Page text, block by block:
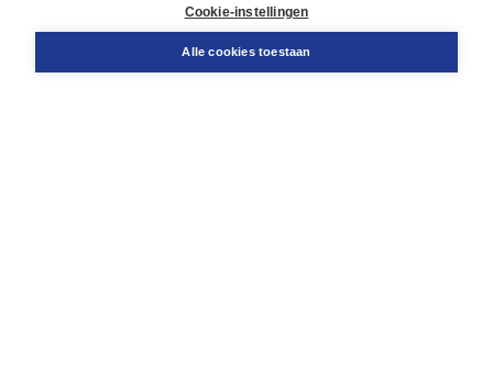
Cookie-instellingen
Alle cookies toestaan